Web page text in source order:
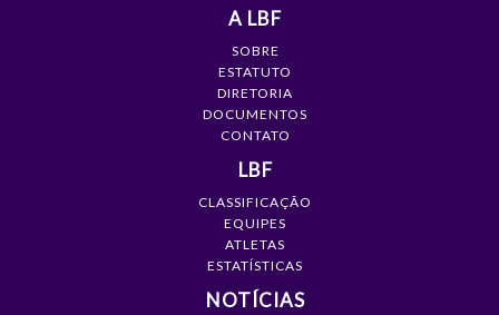
A LBF
SOBRE
ESTATUTO
DIRETORIA
DOCUMENTOS
CONTATO
LBF
CLASSIFICAÇÃO
EQUIPES
ATLETAS
ESTATÍSTICAS
NOTÍCIAS